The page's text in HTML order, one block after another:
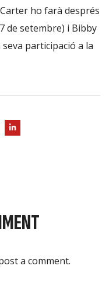
ho farà després
de setembre) i Bibby
participació a la
a comment.